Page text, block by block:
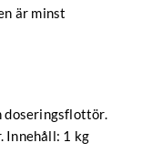
är minst
doseringsflottör.
Innehåll: 1 kg